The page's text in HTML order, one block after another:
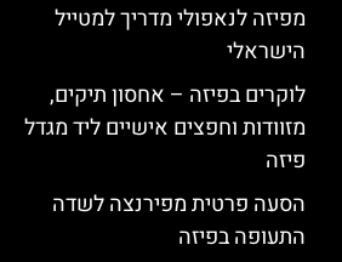
מפיזה לנאפולי מדריך למטייל
הישראלי
לוקרים בפיזה – אחסון תיקים,
מזוודות וחפצים אישיים ליד מגדל
פיזה
הסעה פרטית מפירנצה לשדה
התעופה בפיזה